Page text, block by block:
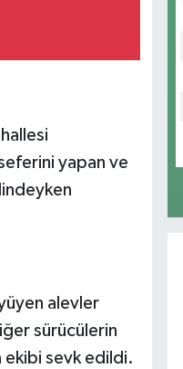
yapan ve
alevler
sürücülerin
ekibi sevk edildi.